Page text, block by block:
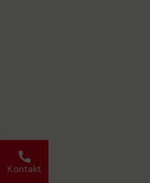
Kontakt